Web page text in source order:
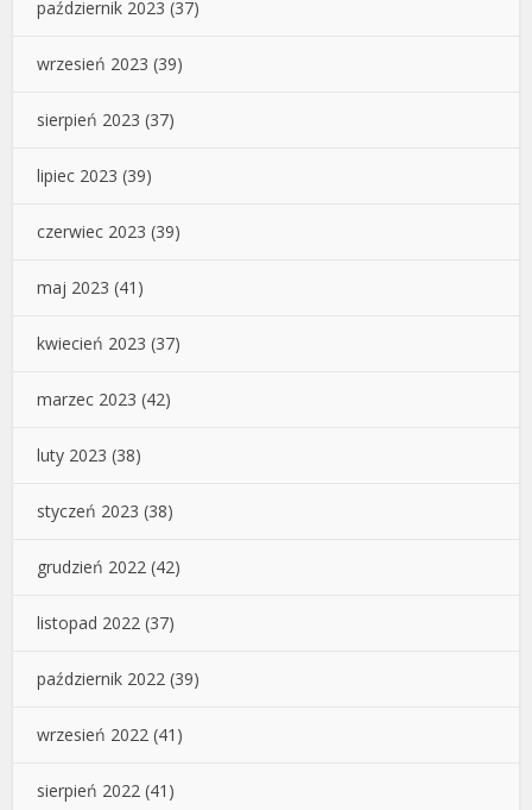
październik 2023 (37)
wrzesień 2023 (39)
sierpień 2023 (37)
lipiec 2023 (39)
czerwiec 2023 (39)
maj 2023 (41)
kwiecień 2023 (37)
marzec 2023 (42)
luty 2023 (38)
styczeń 2023 (38)
grudzień 2022 (42)
listopad 2022 (37)
październik 2022 (39)
wrzesień 2022 (41)
sierpień 2022 (41)